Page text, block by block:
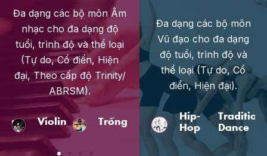
và quốc tế.
Đa dạng các bộ môn Âm
nhạc cho đa dạng độ
tuổi, trình độ và thể loại
(Tự do, Cổ điển, Hiện
đại, Theo cấp độ Trinity/
ABRSM).
Trống Piano Guitar Thanh nhạc
Đa dạng các bộ môn
Vũ đạo cho đa dạng
độ tuổi, trình độ và
thể loại (Tự do, Cổ
điển, Hiện đại).
Jazz Ballet
Hop
Traditional
Dance